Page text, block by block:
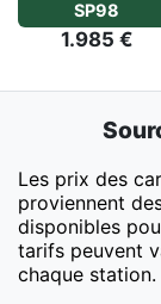
SP98
1.985 €
Les prix des
proviennent
disponibles
tarifs peuvent
chaque station.